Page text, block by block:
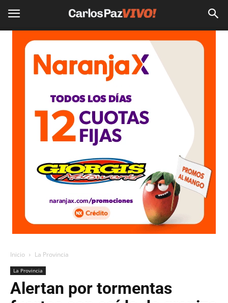
Inicio La Provincia
La Provincia
Alertan por tormentas